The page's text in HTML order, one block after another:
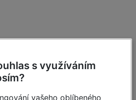
s využíváním
vašeho oblíbeného